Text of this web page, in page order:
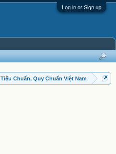
Log in or Sign up
Tiêu Chuẩn, Quy Chuẩn Việt Nam